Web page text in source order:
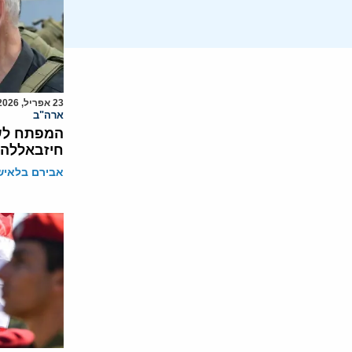
23 אפריל, 2026
ארה"ב
המפתח
חיזבאללה
אבירם